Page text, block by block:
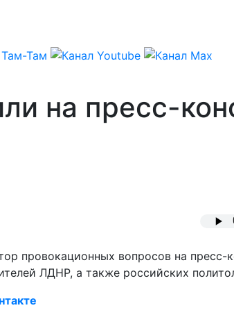
на пресс-
провокационных вопросов на пресс-
ЛДНР, а также российских